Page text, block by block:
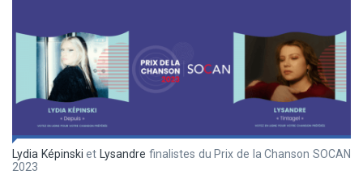
Lydia Képinski etLysandre finalistes du Prix de la Chanson SOCAN
2023